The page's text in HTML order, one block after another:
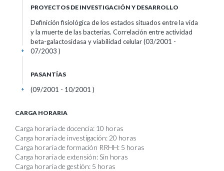
PROYECTOS DE INVESTIGACIÓN Y DESARROLLO
Definición fisiológica de los estados situados entre la vida
y la muerte de las bacterias. Correlación entre actividad
beta-galactosidasa y viabilidad celular (03/2001 -
07/2003 )
+
PASANTÍAS
(09/2001 - 10/2001 )
+
CARGA HORARIA
Carga horaria de docencia: 10 horas
Carga horaria de investigación: 20 horas
Carga horaria de formación RRHH: 5 horas
Carga horaria de extensión: Sin horas
Carga horaria de gestión: 5 horas